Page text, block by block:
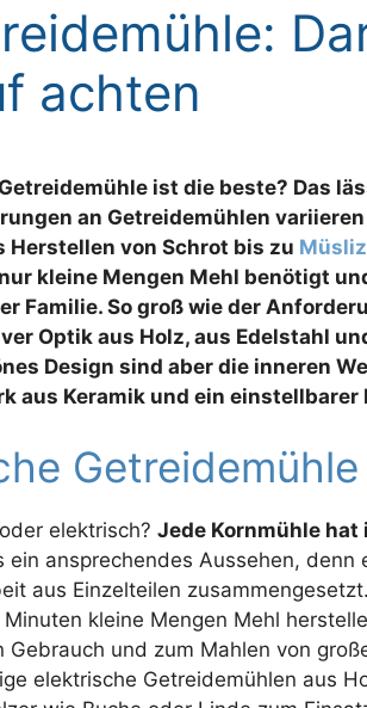
achten
ist die beste? Das
an Getreidemühlen
Herstellen von Schrot bis zu
kleine Mengen Mehl benötigt
Familie. So groß wie der
Optik aus Holz, aus Edelstahl
Design sind aber die inneren
aus Keramik und ein einstellbarer
elektrisch? Jede Kornmühle hat
ein ansprechendes Aussehen,
aus Einzelteilen
kleine Mengen Mehl
Gebrauch und zum Mahlen von
elektrische Getreidemühlen aus